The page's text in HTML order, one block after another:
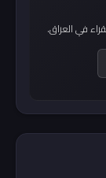
في العراق.